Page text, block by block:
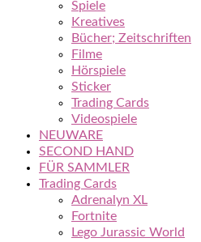
Spiele
Kreatives
Bücher; Zeitschriften
Filme
Hörspiele
Sticker
Trading Cards
Videospiele
NEUWARE
SECOND HAND
FÜR SAMMLER
Trading Cards
Adrenalyn XL
Fortnite
Lego Jurassic World